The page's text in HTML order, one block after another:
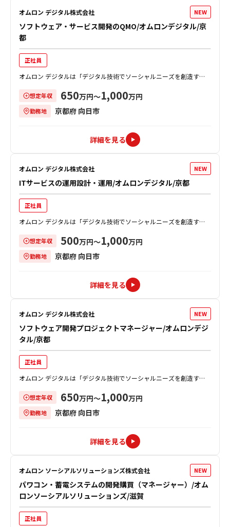
オムロン デジタル株式会社 NEW
正社員
ソフトウェア・サービス開発のQMO/オムロンデジタル/京
都
オムロン デジタルは「デジタル技術でソーシャルニーズを創造す
ンでは、単なる品質保証の枠を超え、...
想定年収 650万円〜1,000万円
勤務地 京都府 向日市
詳細を見る
オムロン デジタル株式会社 NEW
正社員
ITサービスの運用設計・運用/オムロンデジタル/京都
オムロン デジタルは「デジタル技術でソーシャルニーズを創造す
ンでは、社内外で提供している各種I...
想定年収 500万円〜1,000万円
勤務地 京都府 向日市
詳細を見る
オムロン デジタル株式会社 NEW
正社員
ソフトウェア開発プロジェクトマネージャー/オムロンデジ
タル/京都
オムロン デジタルは「デジタル技術でソーシャルニーズを創造す
ンでは、UI/UX領域（特に文字入...
想定年収 650万円〜1,000万円
勤務地 京都府 向日市
詳細を見る
オムロン ソーシアルソリューションズ株式会社 NEW
正社員
パワコン・蓄電システムの開発購買（マネージャー）/オム
ロンソーシアルソリューションズ/滋賀